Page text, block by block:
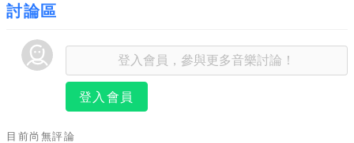
討論區
登入會員
目前尚無評論